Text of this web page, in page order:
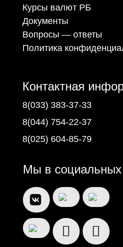
Курсы валют РБ
Документы
Вопросы — ответы
Политика
Контактная
8(033) 383-37-33
8(044) 754-22-37
8(025) 604-85-79
Мы в социальных